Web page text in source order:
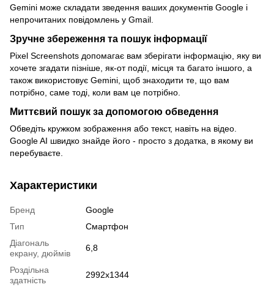
Gemini може складати зведення ваших документів Google і
непрочитаних повідомлень у Gmail.
Зручне збереження та пошук інформації
Pixel Screenshots допомагає вам зберігати інформацію, яку ви
хочете згадати пізніше, як-от події, місця та багато іншого, а
також використовує Gemini, щоб знаходити те, що вам
потрібно, саме тоді, коли вам це потрібно.
Миттєвий пошук за допомогою обведення
Обведіть кружком зображення або текст, навіть на відео.
Google AI швидко знайде його - просто з додатка, в якому ви
перебуваєте.
Характеристики
Бренд
Google
Тип
Смартфон
Діагональ
екрану, дюймів
6,8
Роздільна
здатність
2992x1344